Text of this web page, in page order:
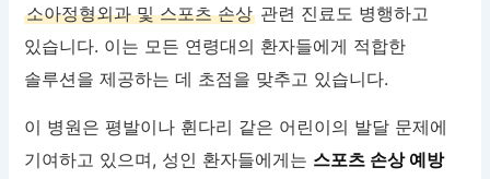
소아정형외과 및 스포츠 손상 관련 진료도 병행하고
있습니다. 이는 모든 연령대의 환자들에게 적합한
솔루션을 제공하는 데 초점을 맞추고 있습니다.
이 병원은 평발이나 휜다리 같은 어린이의 발달 문제에
기여하고 있으며, 성인 환자들에게는 스포츠 손상 예방